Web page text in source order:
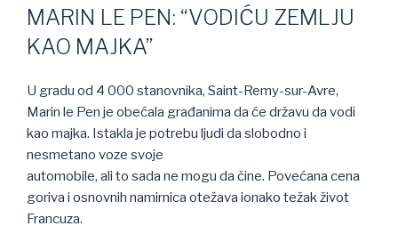
ON
MARIN LE PEN: “VODIĆU ZEMLJU
KAO MAJKA”
U gradu od 4 000 stanovnika, Saint-Remy-sur-Avre,
Marin le Pen je obećala građanima da će državu da vodi
kao majka. Istakla je potrebu ljudi da slobodno i
nesmetano voze svoje
automobile, ali to sada ne mogu da čine. Povećana cena
goriva i osnovnih namirnica otežava ionako težak život
Francuza.